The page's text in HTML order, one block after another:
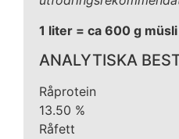
1 liter = ca 600 g müsli
ANALYTISKA
Råprotein
13.50 %
Råfett